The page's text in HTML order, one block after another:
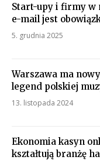
Start-upy i firmy w
e-mail jest
5. grudnia 2025
Warszawa ma
legend polskiej
13. listopada 2024
Ekonomia kasyn
kształtują branżę